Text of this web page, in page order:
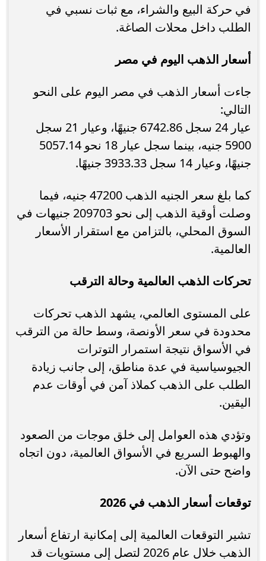
في حركة البيع والشراء، مع ثبات نسبي في
الطلب داخل محلات الصاغة.
أسعار الذهب اليوم في مصر
جاءت أسعار الذهب في مصر اليوم على النحو
التالي:
عيار 24 سجل 6742.86 جنيهًا، وعيار 21 سجل
5900 جنيه، بينما سجل عيار 18 نحو 5057.14
جنيهًا، وعيار 14 سجل 3933.33 جنيهًا.
كما بلغ سعر الجنيه الذهب 47200 جنيه، فيما
وصلت أوقية الذهب إلى نحو 209703 جنيهات في
السوق المحلي، بالتزامن مع استقرار الأسعار
العالمية.
تحركات الذهب العالمية وحالة الترقب
على المستوى العالمي، يشهد الذهب تحركات
محدودة في سعر الأونصة، وسط حالة من الترقب
في الأسواق نتيجة استمرار التوترات
الجيوسياسية في عدة مناطق، إلى جانب زيادة
الطلب على الذهب كملاذ آمن في أوقات عدم
اليقين.
وتؤدي هذه العوامل إلى خلق موجات من الصعود
والهبوط السريع في الأسواق العالمية، دون اتجاه
واضح حتى الآن.
توقعات أسعار الذهب في 2026
تشير التوقعات العالمية إلى إمكانية ارتفاع أسعار
الذهب خلال عام 2026 لتصل إلى مستويات قد